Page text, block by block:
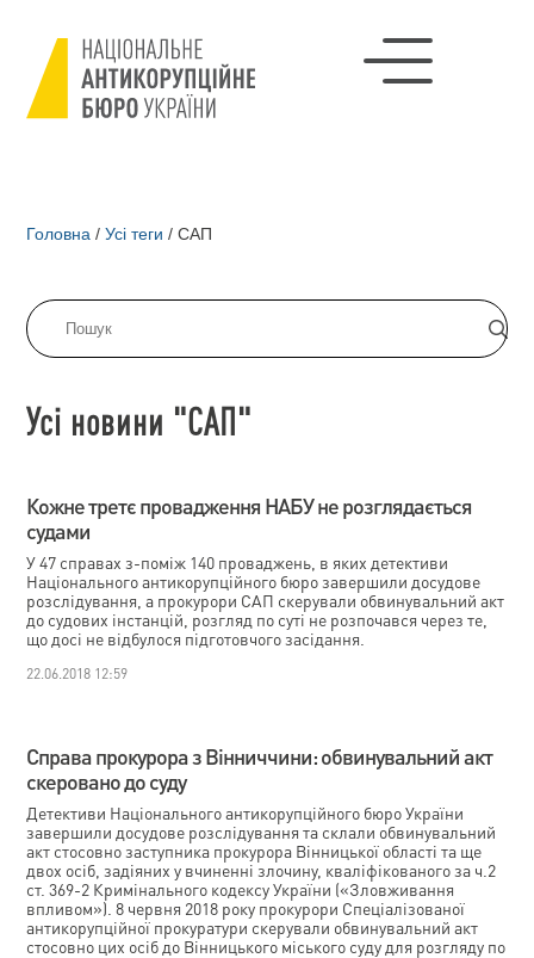
Головна / Усі теги / САП
Усі новини "САП"
Кожне третє провадження НАБУ не розглядається
судами
У 47 справах з-поміж 140 проваджень, в яких детективи
Національного антикорупційного бюро завершили досудове
розслідування, а прокурори САП скерували обвинувальний акт
до судових інстанцій, розгляд по суті не розпочався через те,
що досі не відбулося підготовчого засідання.
22.06.2018 12:59
Справа прокурора з Вінниччини: обвинувальний акт
скеровано до суду
Детективи Національного антикорупційного бюро України
завершили досудове розслідування та склали обвинувальний
акт стосовно заступника прокурора Вінницької області та ще
двох осіб, задіяних у вчиненні злочину, кваліфікованого за ч.2
ст. 369-2 Кримінального кодексу України («Зловживання
впливом»). 8 червня 2018 року прокурори Спеціалізованої
антикорупційної прокуратури скерували обвинувальний акт
стосовно цих осіб до Вінницького міського суду для розгляду по